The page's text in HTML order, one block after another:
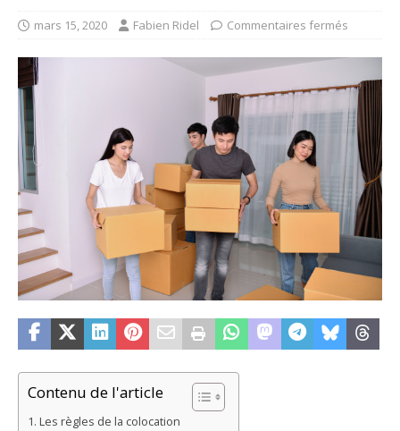
mars 15, 2020 Fabien Ridel Commentaires fermés
Contenu de l'article
Les règles de la colocation